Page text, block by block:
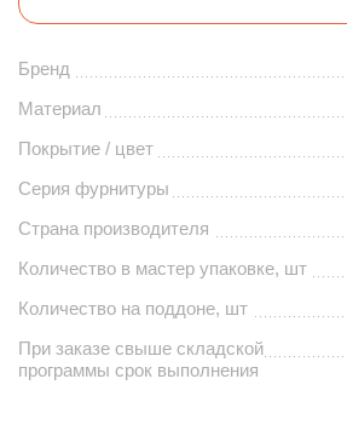
Бренд
Материал
Покрытие / цвет
Серия фурнитуры
Страна производителя
Количество в мастер упаковке, шт
Количество на поддоне, шт
При заказе свыше складской
программы срок выполнения